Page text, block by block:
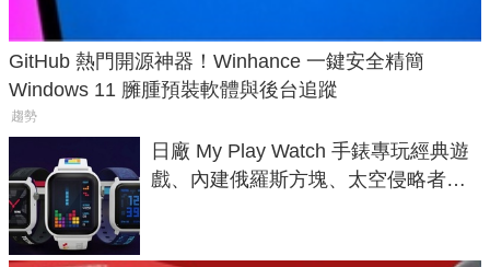
GitHub 熱門開源神器！Winhance 一鍵安全精簡
Windows 11 臃腫預裝軟體與後台追蹤
趨勢
日廠 My Play Watch 手錶專玩經典遊
戲、內建俄羅斯方塊、太空侵略者，